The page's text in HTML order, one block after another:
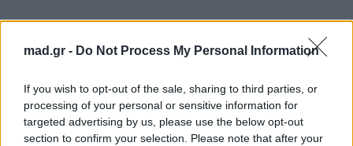
mad.gr - Do Not Process My Personal Information
If you wish to opt-out of the sale, sharing to third parties, or
processing of your personal or sensitive information for
targeted advertising by us, please use the below opt-out
section to confirm your selection. Please note that after your
Την πρώτη δεκάδα συμπληρώνουν εταιρικοί ρόλοι
από τον κλάδο της τεχνολογίας και των
προσλήψεων. Μηχανικοί λογισμικού, λογιστές και